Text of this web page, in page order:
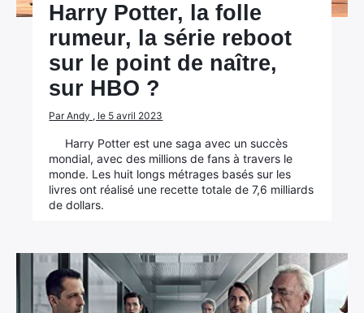
Harry Potter, la folle
rumeur, la série reboot
sur le point de naître,
sur HBO ?
Par Andy , le 5 avril 2023
Harry Potter est une saga avec un succès
mondial, avec des millions de fans à travers le
monde. Les huit longs métrages basés sur les
livres ont réalisé une recette totale de 7,6 milliards
de dollars.